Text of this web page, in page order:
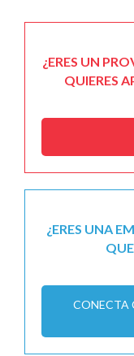
¿ERES UN
QUIERES
¿ERES UNA
CONECTA